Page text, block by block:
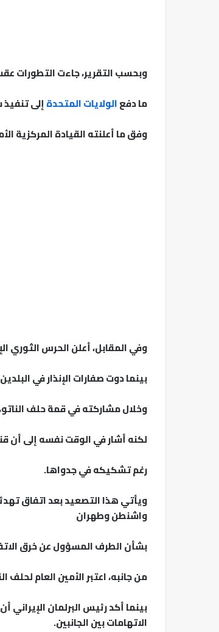
وبحسب التقرير، جاءت التطورات
ما دفعالولايات المتحدةإلى تنفيذ
وفق ما أعلنته القيادة المركزية
وفي المقابل، أعلن الحرس الثوري
بينما دوت صفارات الإنذار في
وخلال مشاركته في قمة حلف
لكنه أشار في الوقت نفسه إلى أن
رغم تشكيكه في جدواها.
ويأتي هذا التصعيد بعد اتفاق
واشنطن وطهران
بشأن الطرف المسؤول عن خرق
من جانبه، اعتبر الأمين العام لحلف
بينما أكد رئيس البرلمان
الاتهامات بين الجانبين.